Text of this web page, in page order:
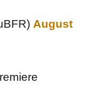
August